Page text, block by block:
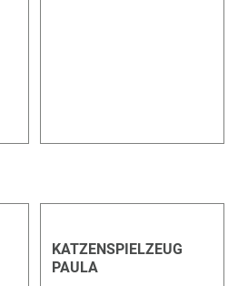
KATZENSPIELZEUG
PAULA